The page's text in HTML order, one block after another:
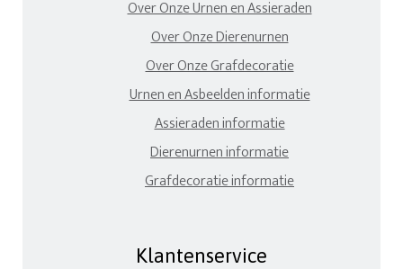
Over Onze Urnen en Assieraden
Over Onze Dierenurnen
Over Onze Grafdecoratie
Urnen en Asbeelden informatie
Assieraden informatie
Dierenurnen informatie
Grafdecoratie informatie
Klantenservice